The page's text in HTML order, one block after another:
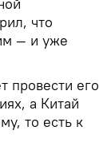
что
— и уже
провести его
а Китай
то есть к